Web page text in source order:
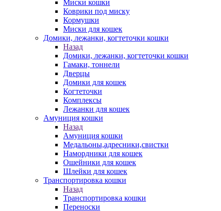
Миски кошки
Коврики под миску
Кормушки
Миски для кошек
Домики, лежанки, когтеточки кошки
Назад
Домики, лежанки, когтеточки кошки
Гамаки, тоннели
Дверцы
Домики для кошек
Когтеточки
Комплексы
Лежанки для кошек
Амуниция кошки
Назад
Амуниция кошки
Медальоны,адресники,свистки
Намордники для кошек
Ошейники для кошек
Шлейки для кошек
Транспортировка кошки
Назад
Транспортировка кошки
Переноски